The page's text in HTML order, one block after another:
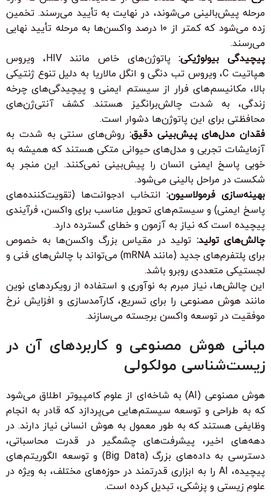
مرحله پیش‌بالینی می‌شوند، در نهایت به تأیید می‌رسند. تخمین
زده می‌شود که کمتر از ۱۰ درصد واکسن‌ها به مرحله تأیید نهایی
می‌رسند.
پیچیدگی بیولوژیکی:
پاتوژن‌های خاص مانند HIV، ویروس
هپاتیت C، ویروس تب دنگی و انگل مالاریا به دلیل تنوع ژنتیکی
بالا، مکانیسم‌های فرار از سیستم ایمنی و پیچیدگی‌های چرخه
زندگی، به شدت چالش‌برانگیز هستند. کشف آنتی‌ژن‌های
محافظتی برای این پاتوژن‌ها دشوار است.
فقدان مدل‌های پیش‌بینی دقیق: روش‌های سنتی به شدت به
آزمایشات تجربی و مدل‌های حیوانی متکی هستند که همیشه به
خوبی پاسخ ایمنی انسان را پیش‌بینی نمی‌کنند. این منجر به
شکست در مراحل بالینی می‌شود.
بهینه‌سازی فرمولاسیون:انتخاب ادجوانت‌ها (تقویت‌کننده‌های
پاسخ ایمنی) و سیستم‌های تحویل مناسب برای واکسن، فرآیندی
پیچیده است که نیاز به آزمون و خطای گسترده دارد.
چالش‌های تولید: تولید در مقیاس بزرگ واکسن‌ها به خصوص
برای پلتفرم‌های جدید (مانند mRNA) می‌تواند با چالش‌های فنی و
لجستیکی متعددی روبرو باشد.
این چالش‌ها، نیاز مبرم به نوآوری و استفاده از رویکردهای نوین
مانند هوش مصنوعی را برای تسریع، کارآمدسازی و افزایش نرخ
موفقیت در توسعه واکسن برجسته می‌سازند.
مبانی هوش مصنوعی و کاربردهای آن در
زیست‌شناسی مولکولی
هوش مصنوعی (AI) به شاخه‌ای از علوم کامپیوتر اطلاق می‌شود
که به طراحی و توسعه سیستم‌هایی می‌پردازد که قادر به انجام
وظایفی هستند که به طور معمول به هوش انسانی نیاز دارند. در
دهه‌های اخیر، پیشرفت‌های چشمگیر در قدرت محاسباتی،
دسترسی به داده‌های بزرگ (Big Data) و توسعه الگوریتم‌های
پیچیده، AI را به ابزاری قدرتمند در حوزه‌های مختلف، به ویژه در
علوم زیستی و پزشکی، تبدیل کرده است.